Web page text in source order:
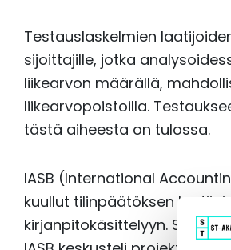
Testauslaskelmien
sijoittajille, jotka
liikearvon määrällä,
liikearvopoistoilla.
tästä aiheesta on tulossa.
IASB (International
kuullut tilinpäätöksen
kirjanpitokäsittelyyn. Siksi